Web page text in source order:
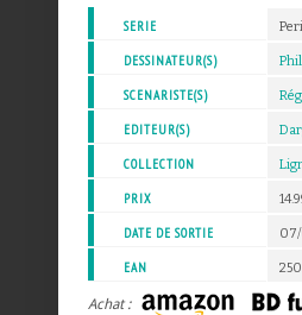
SERIE
DESSINATEUR(S)
SCENARISTE(S)
EDITEUR(S)
COLLECTION
PRIX
DATE DE SORTIE
EAN
Achat :